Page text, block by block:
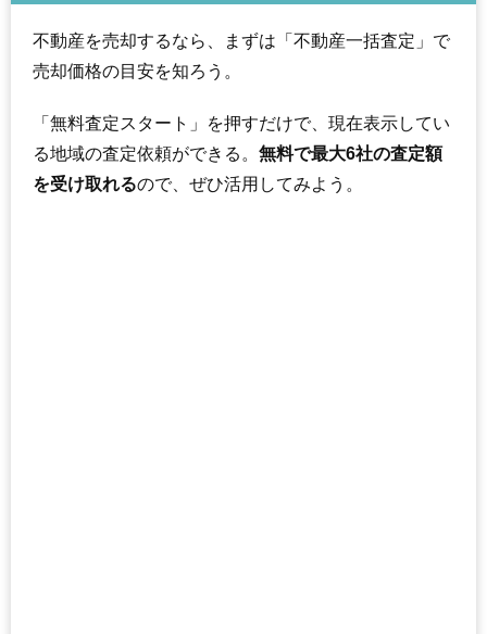
不動産を売却するなら、まずは「不動産一括査定」で
売却価格の目安を知ろう。
「無料査定スタート」を押すだけで、現在表示してい
る地域の査定依頼ができる。 無料で最大6社の査定額
を受け取れるので、ぜひ活用してみよう。